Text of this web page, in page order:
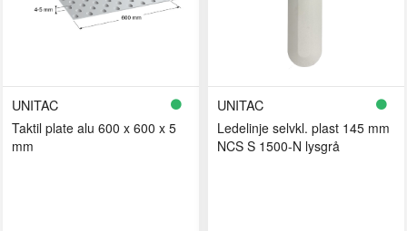
UNITAC
Taktil plate alu 600 x 600 x 5
mm
UNITAC
Ledelinje selvkl. plast 145 mm
NCS S 1500-N lysgrå